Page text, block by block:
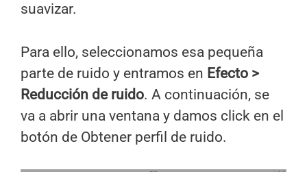
suavizar.
Para ello, seleccionamos esa pequeña
parte de ruido y entramos en Efecto >
Reducción de ruido. A continuación, se
va a abrir una ventana y damos click en el
botón de Obtener perfil de ruido.